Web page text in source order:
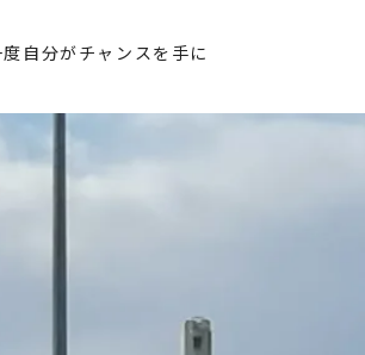
自分がチャンスを手に